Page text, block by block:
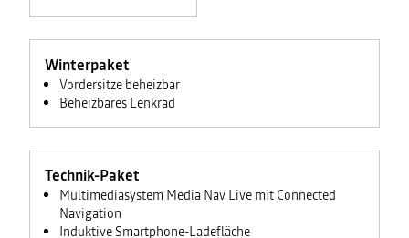
Winterpaket
Vordersitze beheizbar
Beheizbares Lenkrad
Technik-Paket
Multimediasystem Media Nav Live mit Connected
Navigation
Induktive Smartphone-Ladefläche